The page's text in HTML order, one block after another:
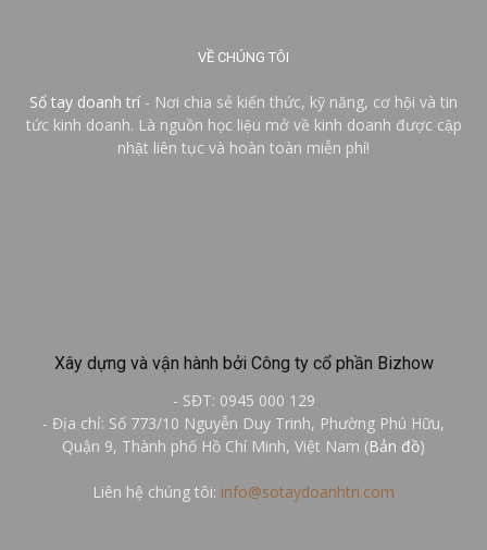
VỀ CHÚNG TÔI
Sổ tay doanh trí - Nơi chia sẻ kiến thức, kỹ năng, cơ hội và tin
tức kinh doanh. Là nguồn học liệu mở về kinh doanh được cập
nhật liên tục và hoàn toàn miễn phí!
Xây dựng và vận hành bởi Công ty cổ phần Bizhow
- SĐT: 0945 000 129
- Địa chỉ: Số 773/10 Nguyễn Duy Trinh, Phường Phú Hữu,
Quận 9, Thành phố Hồ Chí Minh, Việt Nam (Bản đồ)
Liên hệ chúng tôi: info@sotaydoanhtri.com